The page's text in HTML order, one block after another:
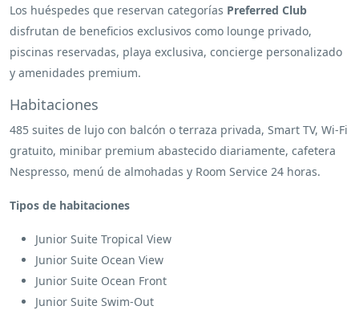
Los huéspedes que reservan categorías Preferred Club
disfrutan de beneficios exclusivos como lounge privado,
piscinas reservadas, playa exclusiva, concierge personalizado
y amenidades premium.
Habitaciones
485 suites de lujo con balcón o terraza privada, Smart TV, Wi-Fi
gratuito, minibar premium abastecido diariamente, cafetera
Nespresso, menú de almohadas y Room Service 24 horas.
Tipos de habitaciones
Junior Suite Tropical View
Junior Suite Ocean View
Junior Suite Ocean Front
Junior Suite Swim-Out